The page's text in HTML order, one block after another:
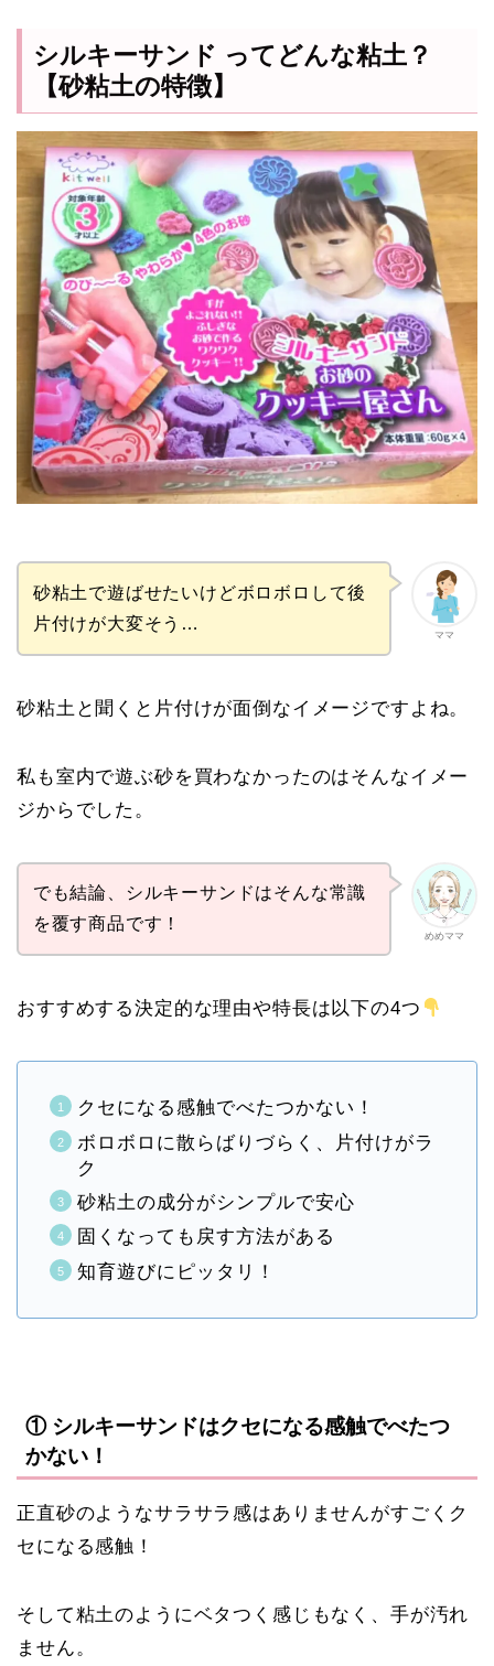
シルキーサンド ってどんな粘土？
【砂粘土の特徴】
ママ
砂粘土で遊ばせたいけどボロボロして後
片付けが大変そう…
砂粘土と聞くと片付けが面倒なイメージですよね。
私も室内で遊ぶ砂を買わなかったのはそんなイメー
ジからでした。
めめママ
でも結論、シルキーサンドはそんな常識
を覆す商品です！
おすすめする決定的な理由や特長は以下の4つ
クセになる感触でべたつかない！
ボロボロに散らばりづらく、片付けがラ
ク
砂粘土の成分がシンプルで安心
固くなっても戻す方法がある
知育遊びにピッタリ！
① シルキーサンドはクセになる感触でべたつ
かない！
正直砂のようなサラサラ感はありませんがすごくク
セになる感触！
そして粘土のようにベタつく感じもなく、手が汚れ
ません。